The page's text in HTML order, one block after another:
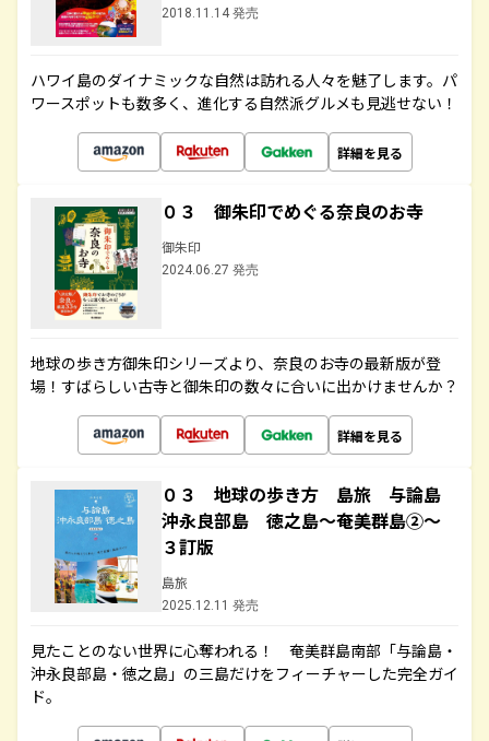
2018.11.14 発売
ハワイ島のダイナミックな自然は訪れる人々を魅了します。パ
ワースポットも数多く、進化する自然派グルメも見逃せない！
詳細を見る
０３ 御朱印でめぐる奈良のお寺
御朱印
2024.06.27 発売
地球の歩き方御朱印シリーズより、奈良のお寺の最新版が登
場！すばらしい古寺と御朱印の数々に合いに出かけませんか？
詳細を見る
０３ 地球の歩き方 島旅 与論島
沖永良部島 徳之島～奄美群島②～
３訂版
島旅
2025.12.11 発売
見たことのない世界に心奪われる！ 奄美群島南部「与論島・
沖永良部島・徳之島」の三島だけをフィーチャーした完全ガイ
ド。